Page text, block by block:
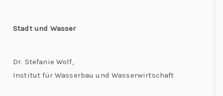
Stadt und Wasser
Dr. Stefanie Wolf,
Institut für Wasserbau und Wasserwirtschaft